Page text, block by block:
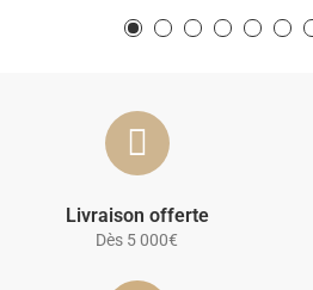
Livraison offerte
Dès 5 000€